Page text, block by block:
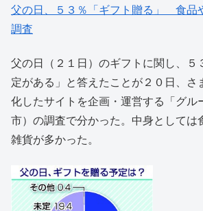
父の日、５３％「ギフト贈る」 食品
調査
父の日（２１日）のギフトに関し、５
定がある」と答えたことが２０日、さ
化したサイトを企画・運営する「グル
市）の調査で分かった。中身としては
雑貨が多かった。